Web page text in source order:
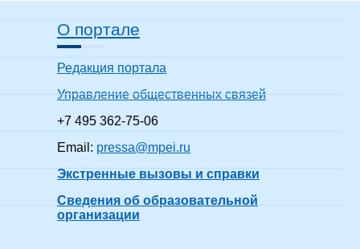
О портале
Редакция портала
Управление общественных связей
+7 495 362-75-06
Email: pressa@mpei.ru
Экстренные вызовы и справки
Сведения об образовательной
организации